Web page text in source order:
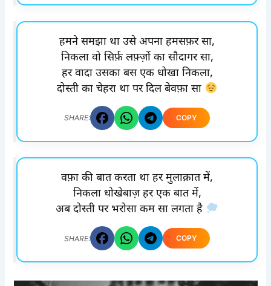
हमने समझा था उसे अपना हमसफ़र सा,
निकला वो सिर्फ़ लफ़्ज़ों का सौदागर सा,
हर वादा उसका बस एक धोखा निकला,
दोस्ती का चेहरा था पर दिल बेवफ़ा सा
SHARE: COPY
वफ़ा की बात करता था हर मुलाक़ात में,
निकला धोखेबाज़ हर एक बात में,
अब दोस्ती पर भरोसा कम सा लगता है
SHARE: COPY